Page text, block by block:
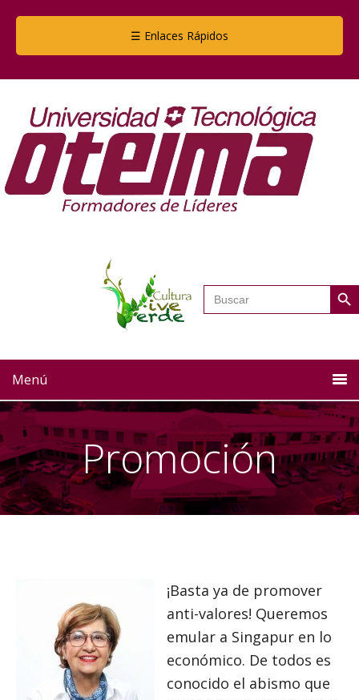
☰ Enlaces Rápidos
Buscar: Botón
Menú
Promoción
¡Basta ya de promover
anti-valores! Queremos
emular a Singapur en lo
económico. De todos es
conocido el abismo que